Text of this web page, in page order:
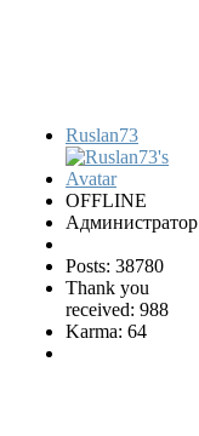
Ruslan73
OFFLINE
Администратор
Posts: 38780
Thank you
received: 988
Karma: 64